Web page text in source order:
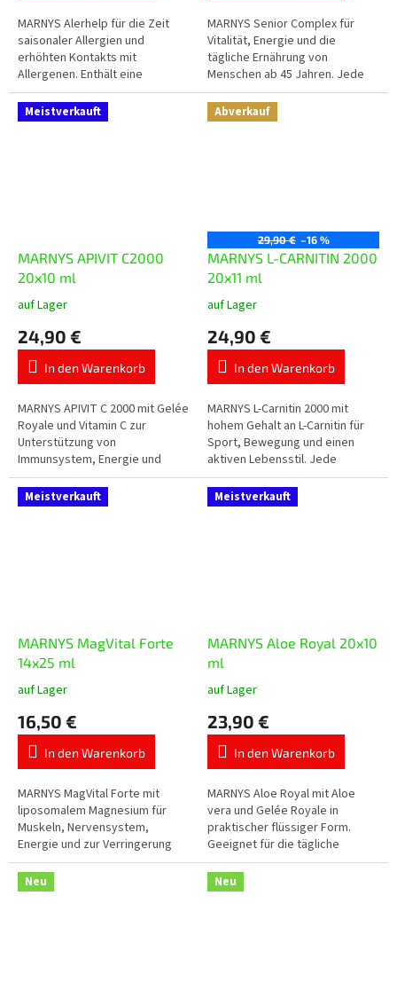
5
Sternen.
MARNYS Alerhelp für die Zeit
saisonaler Allergien und
erhöhten Kontakts mit
Allergenen. Enthält eine
Kombination ausgewählter
pflanzlicher Inhaltsstoffe,
Resveratrol und weitere...
5
Sternen.
MARNYS Senior Complex für
Vitalität, Energie und die
tägliche Ernährung von
Menschen ab 45 Jahren. Jede
Trinkampulle enthält 110 mg
Coenzym Q10, Gelée Royale,
die Vitamine A, C,...
Meistverkauft
MARNYS APIVIT C2000
20x10 ml
Die
Produktbewertung
ist
5,0
5
Sternen.
auf Lager
24,90 €
In den Warenkorb
MARNYS APIVIT C 2000 mit Gelée
Royale und Vitamin C zur
Unterstützung von
Immunsystem, Energie und
Vitalität. Enthält 2.000 mg Gelée
Royale in praktischer flüssiger
Form mit...
Abverkauf
29,90 € –16 %
MARNYS L-CARNITIN 2000
20x11 ml
Die
Produktbewertung
ist
5,0
5
Sternen.
auf Lager
24,90 €
In den Warenkorb
MARNYS L-Carnitin 2000 mit
hohem Gehalt an L-Carnitin für
Sport, Bewegung und einen
aktiven Lebensstil. Jede
Trinkampulle enthält 2.000 mg L-
Carnitin in praktischer flüssiger...
Meistverkauft
MARNYS MagVital Forte
14x25 ml
Die
Produktbewertung
ist
5,0
5
Sternen.
auf Lager
16,50 €
In den Warenkorb
MARNYS MagVital Forte mit
liposomalem Magnesium für
Muskeln, Nervensystem,
Energie und zur Verringerung
von Müdigkeit. Enthält
Magnesium aus drei Quellen –
Magnesiumcitrat,...
Meistverkauft
MARNYS Aloe Royal 20x10
ml
Die
Produktbewertung
ist
5,0
5
Sternen.
auf Lager
23,90 €
In den Warenkorb
MARNYS Aloe Royal mit Aloe
vera und Gelée Royale in
praktischer flüssiger Form.
Geeignet für die tägliche
Unterstützung von Vitalität und
allgemeinem Wohlbefinden.
Neu Neu